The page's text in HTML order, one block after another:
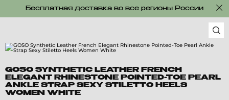
Бесплатная доставка во все регионы России
GOSO SYNTHETIC LEATHER FRENCH
ELEGANT RHINESTONE POINTED-TOE PEARL
ANKLE STRAP SEXY STILETTO HEELS
WOMEN WHITE